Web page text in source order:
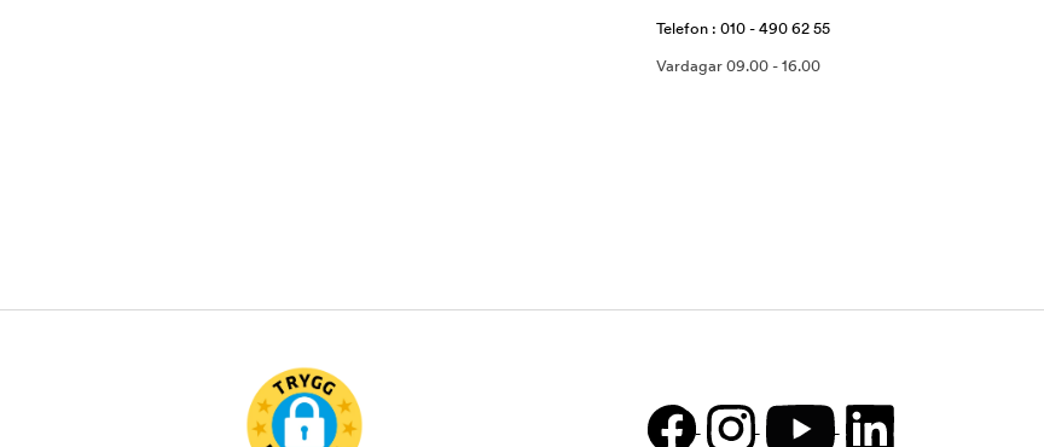
Telefon : 010 - 490 62 55
Vardagar 09.00 - 16.00